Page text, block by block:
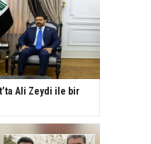
Ali Zeydi ile bir